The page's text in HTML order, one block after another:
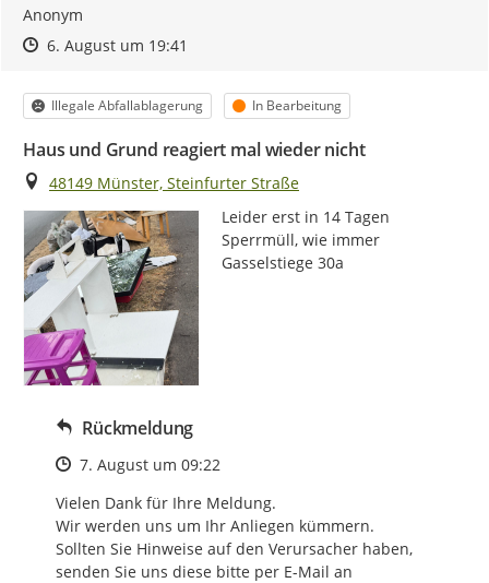
Anonym
Zeitpunkt des Erstellens
Zeitpunkt des Erstellens
6. August um 19:41
Kategorie
Illegale Abfallablagerung Status
In Bearbeitung
Haus und Grund reagiert mal wieder nicht
Ort
48149 Münster, Steinfurter Straße
Leider erst in 14 Tagen
Sperrmüll, wie immer
Gasselstiege 30a
Rückmeldung
Zeitpunkt des Erstellens
7. August um 09:22
Vielen Dank für Ihre Meldung.
Wir werden uns um Ihr Anliegen kümmern.
Sollten Sie Hinweise auf den Verursacher haben,